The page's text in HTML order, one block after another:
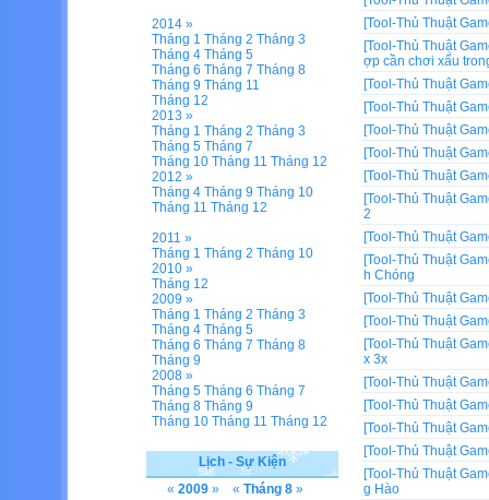
[Tool-Thủ Thuật
[Tool-Thủ Thuật
ợp cần chơi xấu
[Tool-Thủ Thuật
[Tool-Thủ Thuật
[Tool-Thủ Thuật
[Tool-Thủ Thuật
[Tool-Thủ Thuật
[Tool-Thủ Thuật
2
[Tool-Thủ Thuật
[Tool-Thủ Thuật
h Chóng
[Tool-Thủ Thuật
[Tool-Thủ Thuật
[Tool-Thủ Thuật
x 3x
[Tool-Thủ Thuật
[Tool-Thủ Thuật
[Tool-Thủ Thuật
[Tool-Thủ Thuật
[Tool-Thủ Thuật
g Hào
2014 »
Tháng 1 Tháng 2 Tháng 3
Tháng 4 Tháng 5
Tháng 6 Tháng 7 Tháng 8
Tháng 9 Tháng 11
Tháng 12
2013 »
Tháng 1 Tháng 2 Tháng 3
Tháng 5 Tháng 7
Tháng 10 Tháng 11 Tháng 12
2012 »
Tháng 4 Tháng 9 Tháng 10
Tháng 11 Tháng 12
2011 »
Tháng 1 Tháng 2 Tháng 10
2010 »
Tháng 12
2009 »
Tháng 1 Tháng 2 Tháng 3
Tháng 4 Tháng 5
Tháng 6 Tháng 7 Tháng 8
Tháng 9
2008 »
Tháng 5 Tháng 6 Tháng 7
Tháng 8 Tháng 9
Tháng 10 Tháng 11 Tháng 12
Lịch - Sự Kiện
« 2009 » « Tháng 8 »